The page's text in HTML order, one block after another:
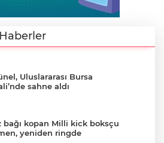
Uluslararası Bursa
sahne aldı
bağı kopan Milli kick boksçu
yeniden ringde